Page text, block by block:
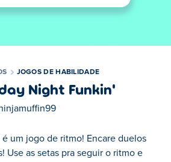
JOGOS DE HABILIDADE
Night Funkin'
um jogo de ritmo! Encare duelos
Use as setas pra seguir o ritmo e